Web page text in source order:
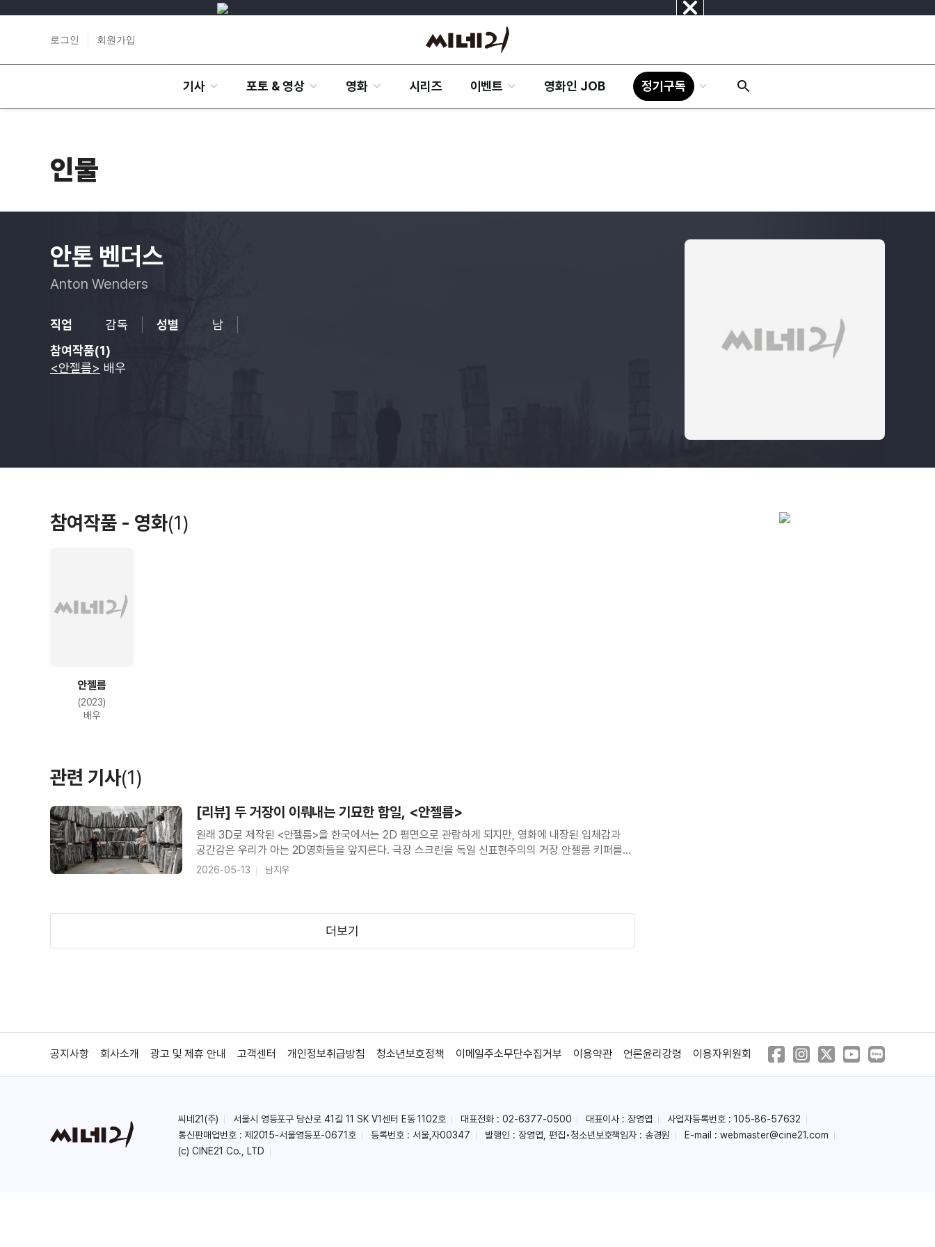
닫
로그인 회원가입
기사 포토 & 영상 영화 시리즈 이벤트 영화인 JOB 정기구독
인물
안톤 벤더스
Anton Wenders
직업 감독 성별
남
참여작품(1)
<안젤름> 배우
참여작품 - 영화(1)
안젤름
(2023)
배우
관련 기사(1)
[리뷰] 두 거장이 이뤄내는 기묘한 합일, <안젤름>
원래 3D로 제작된 <안젤름>을 한국에서는 2D 평면으로 관람하게 되지만, 영화에 내장된 입체감과
공간감은 우리가 아는 2D영화들을 앞지른다. 극장 스크린을 독일 신표현주의의 거장 안젤름 키퍼를
위한 전용 갤러리로 만들려는 빔 벤더스의 야심이 상영 형식의 한계를 넘어섰기 때문이다. 1945년생
2026-05-13 남지우
더보기
공지사항 회사소개 광고 및 제휴 안내 고객센터 개인정보취급방침 청소년보호정책 이메일주소무단수집거부 이용약관 언론윤리강령 이용자위원회
씨네21(주) 서울시 영등포구 당산로 41길 11 SK V1센터 E동 1102호 대표전화 : 02-6377-0500 대표이사 : 장영엽
사업자등록번호 : 105-86-57632
통신판매업번호 : 제2015-서울영등포-0671호
등록번호 : 서울,자00347 발행인 : 장영엽, 편집•청소년보호책임자 : 송경원 E-mail : webmaster@cine21.com
(c) CINE21 Co., LTD